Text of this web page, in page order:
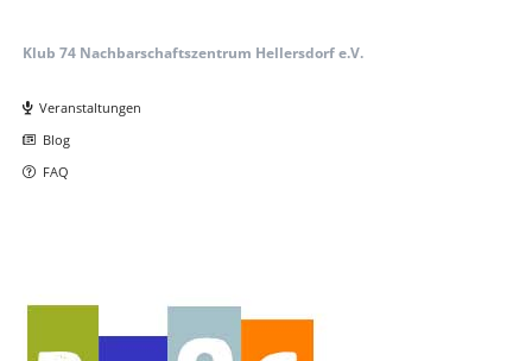
Klub 74 Nachbarschaftszentrum Hellersdorf e.V.
überspringen
Veranstaltungen
Blog
FAQ